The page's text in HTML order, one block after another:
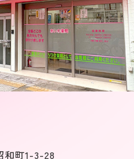
和町1-3-28